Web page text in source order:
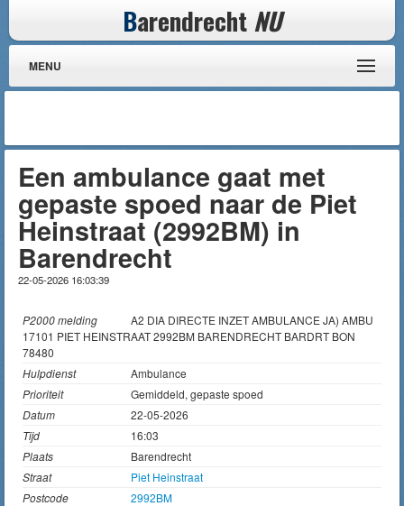
Barendrecht NU
MENU
Een ambulance gaat met
gepaste spoed naar de Piet
Heinstraat (2992BM) in
Barendrecht
22-05-2026 16:03:39
P2000 melding
A2 DIA DIRECTE INZET AMBULANCE JA) AMBU
17101 PIET HEINSTRAAT 2992BM BARENDRECHT BARDRT BON
78480
Hulpdienst
Ambulance
Prioriteit
Gemiddeld, gepaste spoed
Datum
22-05-2026
Tijd
16:03
Plaats
Barendrecht
Straat
Piet Heinstraat
Postcode
2992BM